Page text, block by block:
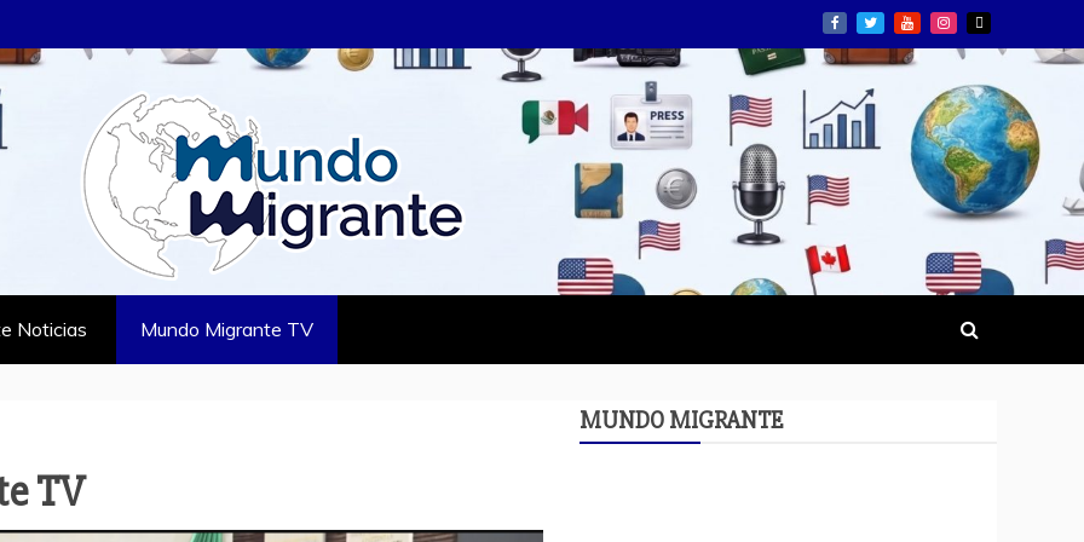
Noticias Mundo Migrante TV
TV
MUNDO MIGRANTE